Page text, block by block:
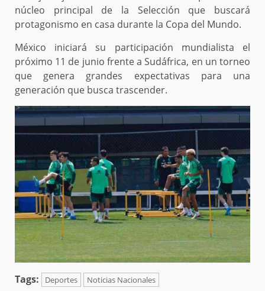
núcleo principal de la Selección que buscará
protagonismo en casa durante la Copa del Mundo.
México iniciará su participación mundialista el
próximo 11 de junio frente a Sudáfrica, en un torneo
que genera grandes expectativas para una
generación que busca trascender.
Tags: Deportes Noticias Nacionales